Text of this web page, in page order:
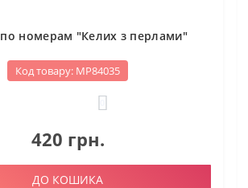
номерам "Келих з перлами"
Код товару: МР84035
420 грн.
ДО КОШИКА